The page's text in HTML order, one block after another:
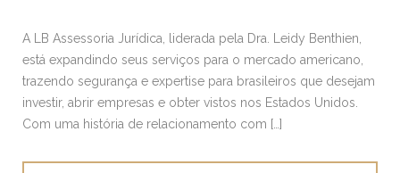
A LB Assessoria Jurídica, liderada pela Dra. Leidy Benthien,
está expandindo seus serviços para o mercado americano,
trazendo segurança e expertise para brasileiros que desejam
investir, abrir empresas e obter vistos nos Estados Unidos.
Com uma história de relacionamento com […]